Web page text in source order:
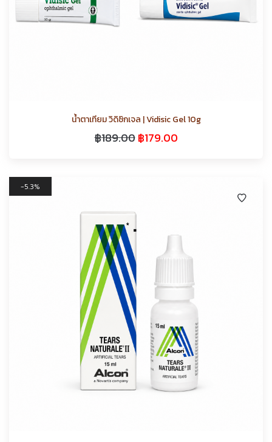
น้ำตาเทียม วิดิซิกเจล | Vidisic Gel 10g
฿189.00 ฿179.00
5.3%